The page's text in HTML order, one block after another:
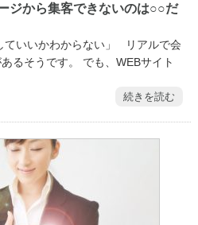
ジから集客できないのは○○だ
ていいかわからない」 リアルで会
るそうです。 でも、WEBサイト
続きを読む